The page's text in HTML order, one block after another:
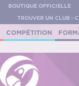
BOUTIQUE OFFICIELLE
TROUVER UN CLUB -
COMPÉTITION